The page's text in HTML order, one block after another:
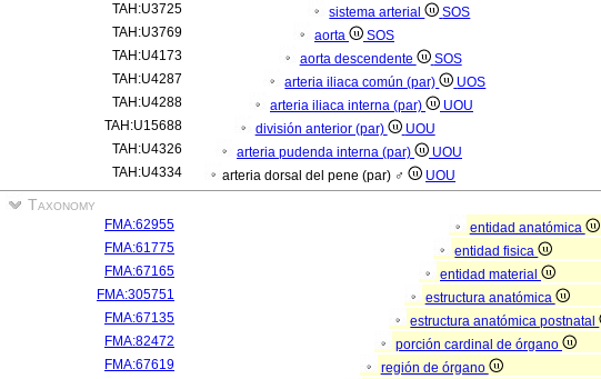
TAH:U3725
sistema arterial
SOS
TAH:U3769
aorta
SOS
TAH:U4173
aorta descendente
SOS
TAH:U4287
arteria iliaca común (par)
UOS
TAH:U4288
arteria iliaca interna (par)
UOU
TAH:U15688
división anterior (par)
UOU
TAH:U4326
arteria pudenda interna (par)
UOU
TAH:U4334
arteria dorsal del pene (par) ♂ UOU
Taxonomy
FMA:62955
entidad anatómica
FMA:61775
entidad fisica
FMA:67165
entidad material
FMA:305751
estructura anatómica
FMA:67135
estructura anatómica postnatal
FMA:82472
porción cardinal de órgano
FMA:67619
región de órgano